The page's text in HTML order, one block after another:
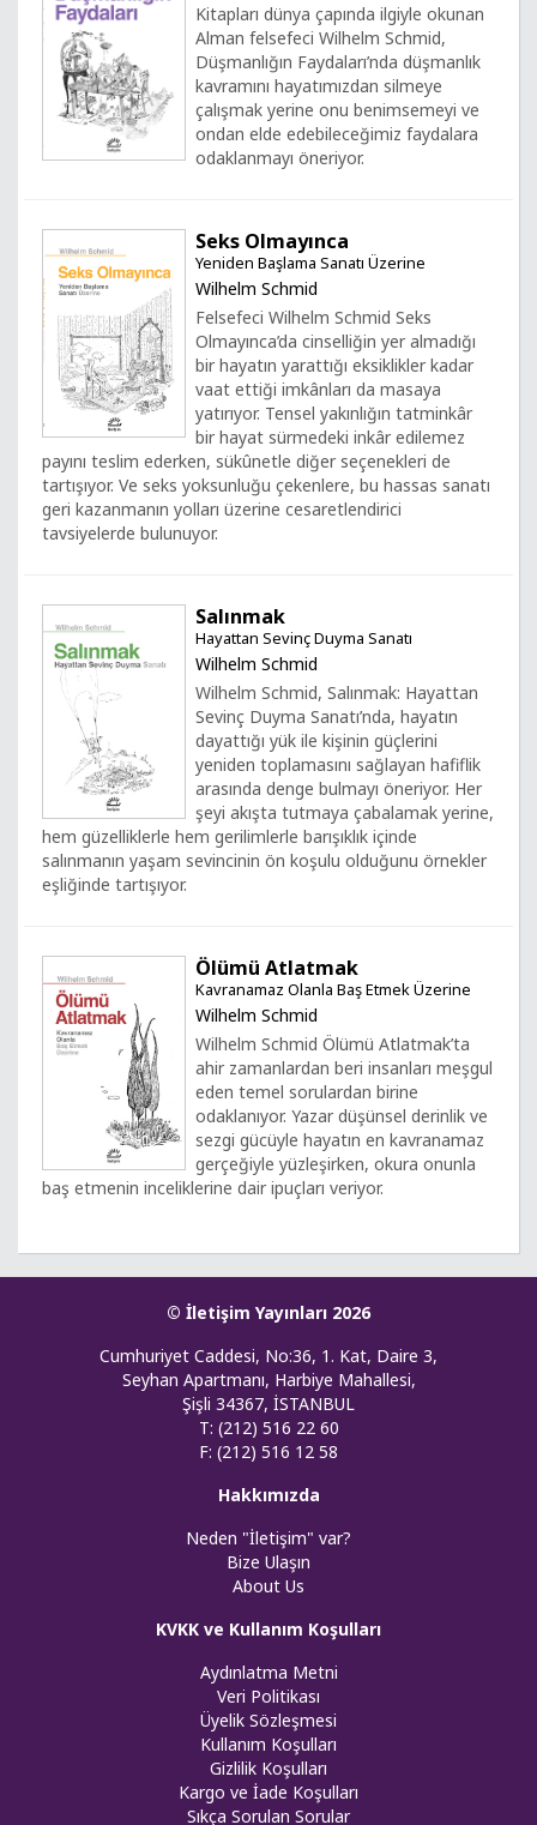
Kitapları dünya çapında ilgiyle okunan
Alman felsefeci Wilhelm Schmid,
Düşmanlığın Faydaları’nda düşmanlık
kavramını hayatımızdan silmeye
çalışmak yerine onu benimsemeyi ve
ondan elde edebileceğimiz faydalara
odaklanmayı öneriyor.
Seks Olmayınca
Yeniden Başlama Sanatı Üzerine
Wilhelm Schmid
Felsefeci Wilhelm Schmid Seks
Olmayınca’da cinselliğin yer almadığı
bir hayatın yarattığı eksiklikler kadar
vaat ettiği imkânları da masaya
yatırıyor. Tensel yakınlığın tatminkâr
bir hayat sürmedeki inkâr edilemez
payını teslim ederken, sükûnetle diğer seçenekleri de
tartışıyor. Ve seks yoksunluğu çekenlere, bu hassas sanatı
geri kazanmanın yolları üzerine cesaretlendirici
tavsiyelerde bulunuyor.
Salınmak
Hayattan Sevinç Duyma Sanatı
Wilhelm Schmid
Wilhelm Schmid, Salınmak: Hayattan
Sevinç Duyma Sanatı’nda, hayatın
dayattığı yük ile kişinin güçlerini
yeniden toplamasını sağlayan hafiflik
arasında denge bulmayı öneriyor. Her
şeyi akışta tutmaya çabalamak yerine,
hem güzelliklerle hem gerilimlerle barışıklık içinde
salınmanın yaşam sevincinin ön koşulu olduğunu örnekler
eşliğinde tartışıyor.
Ölümü Atlatmak
Kavranamaz Olanla Baş Etmek Üzerine
Wilhelm Schmid
Wilhelm Schmid Ölümü Atlatmak’ta
ahir zamanlardan beri insanları meşgul
eden temel sorulardan birine
odaklanıyor. Yazar düşünsel derinlik ve
sezgi gücüyle hayatın en kavranamaz
gerçeğiyle yüzleşirken, okura onunla
baş etmenin inceliklerine dair ipuçları veriyor.
© İletişim Yayınları 2026
Cumhuriyet Caddesi, No:36, 1. Kat, Daire 3,
Seyhan Apartmanı, Harbiye Mahallesi,
Şişli 34367, İSTANBUL
T: (212) 516 22 60
F: (212) 516 12 58
Hakkımızda
Neden "İletişim" var?
Bize Ulaşın
About Us
KVKK ve Kullanım Koşulları
Aydınlatma Metni
Veri Politikası
Üyelik Sözleşmesi
Kullanım Koşulları
Gizlilik Koşulları
Kargo ve İade Koşulları
Sıkça Sorulan Sorular